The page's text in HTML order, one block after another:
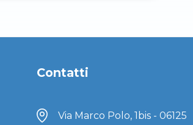
Contatti
Via Marco Polo, 1bis - 06125